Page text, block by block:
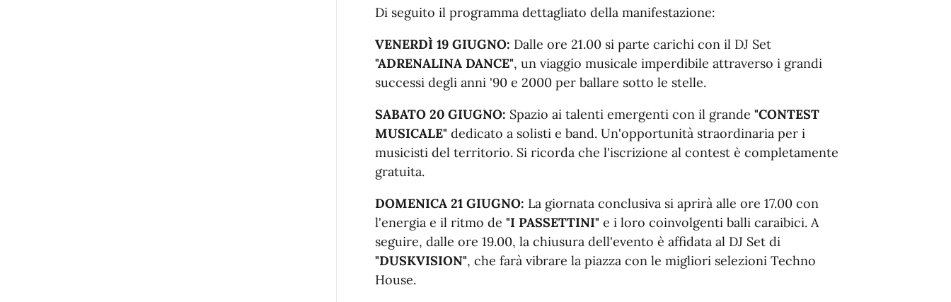
Di seguito il programma dettagliato della manifestazione:
VENERDÌ 19 GIUGNO: Dalle ore 21.00 si parte carichi con il DJ Set
"ADRENALINA DANCE", un viaggio musicale imperdibile attraverso i grandi
successi degli anni '90 e 2000 per ballare sotto le stelle.
SABATO 20 GIUGNO: Spazio ai talenti emergenti con il grande "CONTEST
MUSICALE" dedicato a solisti e band. Un'opportunità straordinaria per i
musicisti del territorio. Si ricorda che l'iscrizione al contest è completamente
gratuita.
DOMENICA 21 GIUGNO: La giornata conclusiva si aprirà alle ore 17.00 con
l'energia e il ritmo de "I PASSETTINI" e i loro coinvolgenti balli caraibici. A
seguire, dalle ore 19.00, la chiusura dell'evento è affidata al DJ Set di
"DUSKVISION", che farà vibrare la piazza con le migliori selezioni Techno
House.